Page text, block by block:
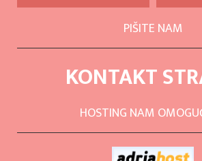
PIŠITE NAM
KONTAKT
HOSTING NAM